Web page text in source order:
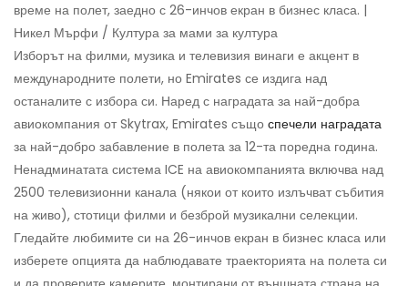
време на полет, заедно с 26-инчов екран в бизнес класа. |
Никел Мърфи / Култура за мами за култура
Изборът на филми, музика и телевизия винаги е акцент в
международните полети, но Emirates се издига над
останалите с избора си. Наред с наградата за най-добра
авиокомпания от Skytrax, Emirates също спечели наградата
за най-добро забавление в полета за 12-та поредна година.
Ненадминатата система ICE на авиокомпанията включва над
2500 телевизионни канала (някои от които излъчват събития
на живо), стотици филми и безброй музикални селекции.
Гледайте любимите си на 26-инчов екран в бизнес класа или
изберете опцията да наблюдавате траекторията на полета си